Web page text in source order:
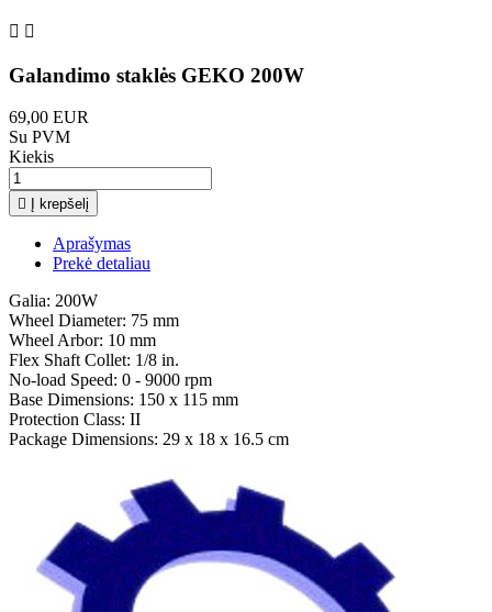
 
Galandimo staklės GEKO 200W
69,00 EUR
Su PVM
Kiekis
 Į krepšelį
Aprašymas
Prekė detaliau
Galia: 200W
Wheel Diameter: 75 mm
Wheel Arbor: 10 mm
Flex Shaft Collet: 1/8 in.
No-load Speed: 0 - 9000 rpm
Base Dimensions: 150 x 115 mm
Protection Class: II
Package Dimensions: 29 x 18 x 16.5 cm